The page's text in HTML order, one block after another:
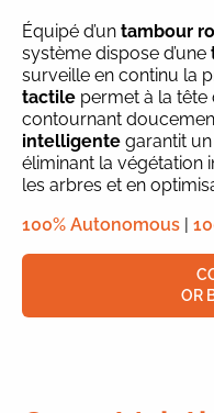
Équipé d’un tambour
système dispose d’une
surveille en continu la
tactile permet à la tête
contournant
intelligente garantit un
éliminant la végétation
les arbres et en
100% Autonomous |
OR